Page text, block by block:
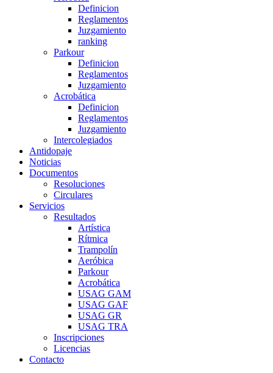
Definicion
Reglamentos
Juzgamiento
ranking
Parkour
Definicion
Reglamentos
Juzgamiento
Acrobática
Definicion
Reglamentos
Juzgamiento
Intercolegiados
Antidopaje
Noticias
Documentos
Resoluciones
Circulares
Servicios
Resultados
Artística
Rítmica
Trampolín
Aeróbica
Parkour
Acrobática
USAG GAM
USAG GAF
USAG GR
USAG TRA
Inscripciones
Licencias
Contacto